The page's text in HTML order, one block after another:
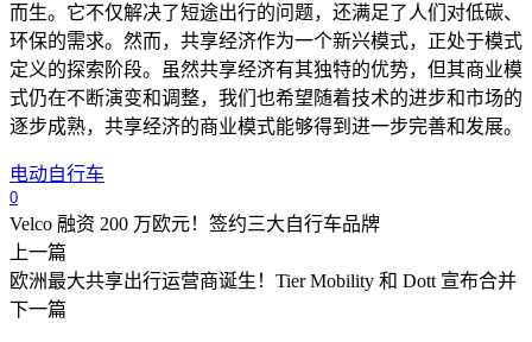
而生。它不仅解决了短途出行的问题，还满足了人们对低碳、
环保的需求。然而，共享经济作为一个新兴模式，正处于模式
定义的探索阶段。虽然共享经济有其独特的优势，但其商业模
式仍在不断演变和调整，我们也希望随着技术的进步和市场的
逐步成熟，共享经济的商业模式能够得到进一步完善和发展。
电动自行车
0
Velco 融资 200 万欧元！签约三大自行车品牌
上一篇
欧洲最大共享出行运营商诞生！Tier Mobility 和 Dott 宣布合并
下一篇